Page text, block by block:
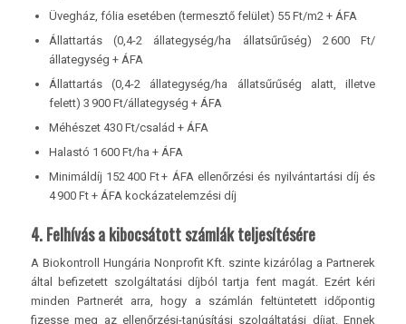
Üvegház, fólia esetében (termesztő felület) 55 Ft/m2 + ÁFA
Állattartás (0,4-2 állategység/ha állatsűrűség) 2 600 Ft/
állategység + ÁFA
Állattartás (0,4-2 állategység/ha állatsűrűség alatt, illetve
felett) 3 900 Ft/állategység + ÁFA
Méhészet 430 Ft/család + ÁFA
Halastó 1 600 Ft/ha + ÁFA
Minimáldíj 152 400 Ft + ÁFA ellenőrzési és nyilvántartási díj és
4 900 Ft + ÁFA kockázatelemzési díj
4. Felhívás a kibocsátott számlák teljesítésére
A Biokontroll Hungária Nonprofit Kft. szinte kizárólag a Partnerek
által befizetett szolgáltatási díjból tartja fent magát. Ezért kéri
minden Partnerét arra, hogy a számlán feltüntetett időpontig
fizesse meg az ellenőrzési-tanúsítási szolgáltatási díjat. Ennek